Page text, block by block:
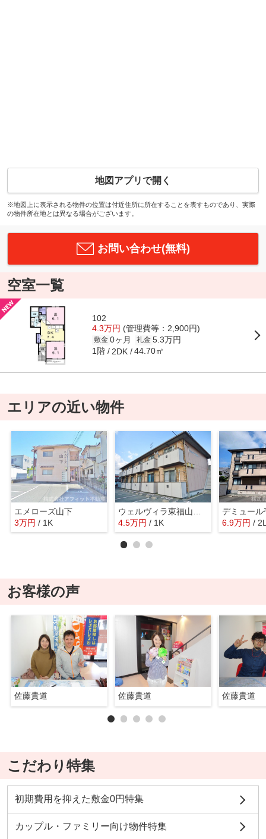
地図アプリで開く
※地図上に表示される物件の位置は付近住所に所在することを表すものであり、実際
の物件所在地とは異なる場合がございます。
お問い合わせ(無料)
空室一覧
102
4.3万円 (管理費等：2,900円)
敷金 0ヶ月 礼金 5.3万円
1階 2DK 44.70㎡
エリアの近い物件
エメローズ山下
3万円 / 1K
4.5万円 / 1K
デミュール
6.9万円 /
お客様の声
佐藤貴道 佐藤貴道 佐藤貴道
こだわり特集
初期費用を抑えた敷金0円特集
カップル・ファミリー向け物件特集